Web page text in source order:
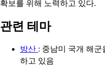
확보를 위해 노력하고 있다.
관련 테마
방산 : 중남미 국개 해
하고 있음